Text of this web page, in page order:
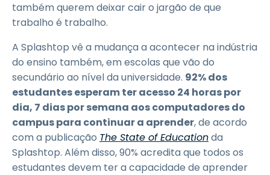
também querem deixar cair o jargão de que
trabalho é trabalho.
A Splashtop vê a mudança a acontecer na indústria
do ensino também, em escolas que vão do
secundário ao nível da universidade. 92% dos
estudantes esperam ter acesso 24 horas por
dia, 7 dias por semana aos computadores do
campus para continuar a aprender, de acordo
com a publicação The State of Educationda
Splashtop. Além disso, 90% acredita que todos os
estudantes devem ter a capacidade de aprender